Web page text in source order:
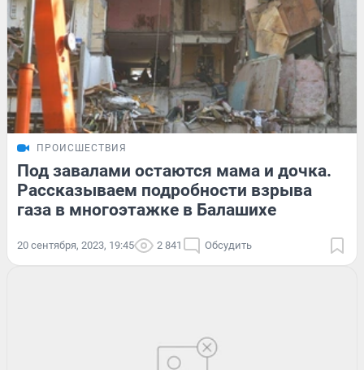
ПРОИСШЕСТВИЯ
Под завалами остаются мама и дочка.
Рассказываем подробности взрыва
газа в многоэтажке в Балашихе
20 сентября, 2023, 19:45 2 841 Обсудить